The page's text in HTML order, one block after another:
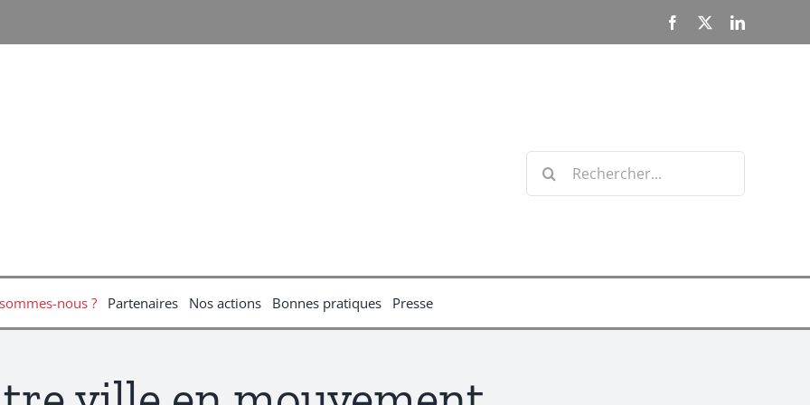
Facebook LinkedIn
Rechercher:
nous ? Partenaires Nos actions Bonnes pratiques Presse